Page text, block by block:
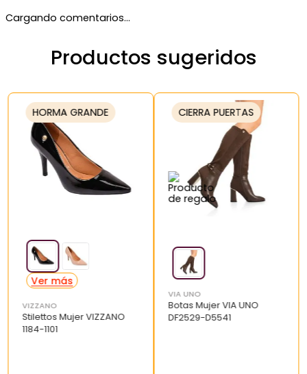
Cargando comentarios…
Productos sugeridos
HORMA GRANDE
VIZZANO
Stilettos Mujer VIZZANO
1184-1101
CIERRA PUERTAS
VIA UNO
Botas Mujer VIA UNO
DF2529-D5541